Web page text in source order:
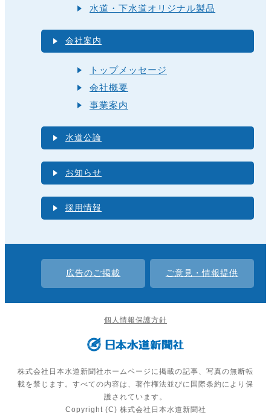
水道・下水道オリジナル製品
会社案内
トップメッセージ
会社概要
事業案内
水道公論
お知らせ
採用情報
広告のご掲載 ご意見・情報提供
個人情報保護方針
株式会社日本水道新聞社ホームページに掲載の記事、写真の無断転
載を禁じます。すべての内容は、著作権法並びに国際条約により保
護されています。
Copyright (C) 株式会社日本水道新聞社